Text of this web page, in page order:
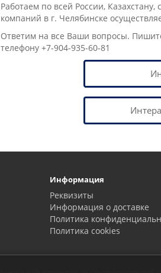
Работаем по всей России,
компаний в г. Челябинске
Ответим на все Ваши вопросы.
телефону +7-904-935-60-81
Информация
Реквизиты
Информация о доставке
Политика
Политика сookies